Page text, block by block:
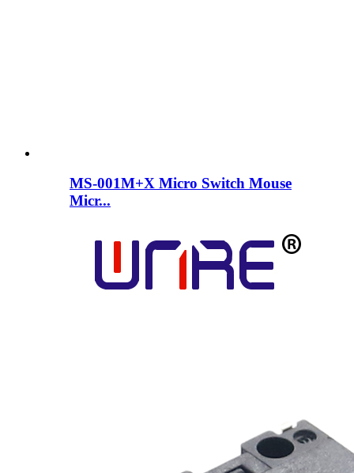
MS-001M+X Micro Switch Mouse
Micr...